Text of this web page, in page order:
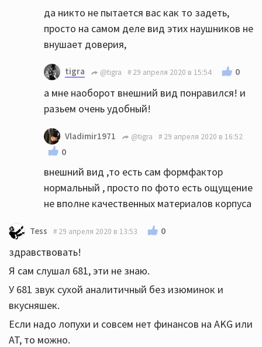
да никто не пытается вас как то задеть,
просто на самом деле вид этих наушников не
внушает доверия,
tigra @tigra 29 апреля 2020 в 15:54 0
а мне наоборот внешний вид понравился! и
разьем очень удобный!
Vladimir1971 @tigra 29 апреля 2020 в 16:52
0
внешний вид ,то есть сам формфактор
нормальный , просто по фото есть ощущение
не вполне качественных материалов корпуса
Tess 29 апреля 2020 в 13:53 0
здравствовать!
Я сам слушал 681, эти не знаю.
У 681 звук сухой аналитичный без изюминок и
вкусняшек.
Если надо лопухи и совсем нет финансов на AKG или
AT, то можно.